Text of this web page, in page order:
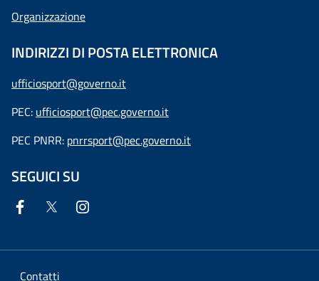
Organizzazione
INDIRIZZI DI POSTA ELETTRONICA
ufficiosport@governo.it
PEC: ufficiosport@pec.governo.it
PEC PNRR: pnrrsport@pec.governo.it
SEGUICI SU
Contatti